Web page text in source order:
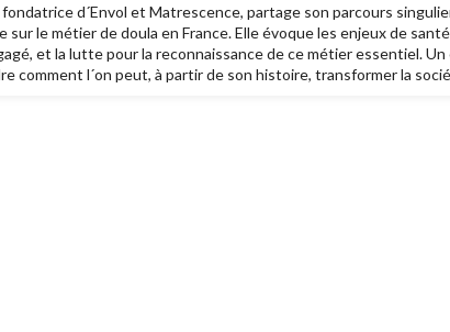
d´Envol et Matrescence, partage son parcours
sur le métier de doula en France. Elle évoque les enjeux de
et la lutte pour la reconnaissance de ce métier essentiel. Un
comment l´on peut, à partir de son histoire, transformer la